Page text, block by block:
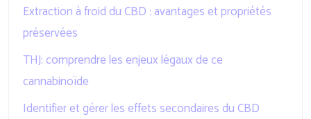
Extraction à froid du CBD : avantages et propriétés
préservées
THJ: comprendre les enjeux légaux de ce
cannabinoïde
Identifier et gérer les effets secondaires du CBD